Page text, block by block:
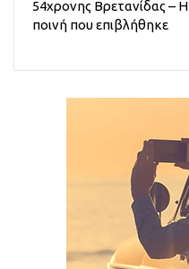
54χρονης Βρετανίδας – Η
ποινή που επιβλήθηκε